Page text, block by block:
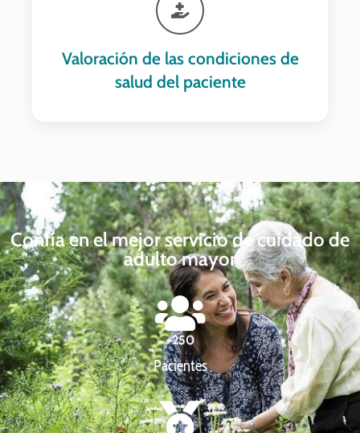
Valoración de las condiciones de
salud del paciente
Confía en el mejor servicio de cuidado de
adulto mayor
Pacientes
+250